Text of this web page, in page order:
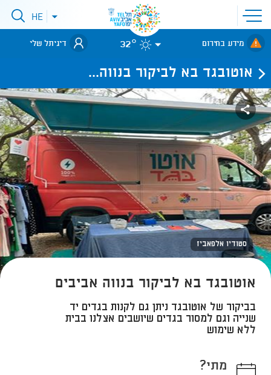
פתיחת
תפריט
אתר
לאתר עיריית
תל-אביב
פתיחתHE
מידע בחירום 32° דיגיתל שלי
אוטובגד בא לביקור בנווה...
סטודיו אלפאביז
אוטובגד בא לביקור בנווה אביבים
בביקור של אוטובגד ניתן גם לקנות בגדים יד
שנייה וגם למסור בגדים שיושבים אצלנו בבית
ללא שימוש
מתי?